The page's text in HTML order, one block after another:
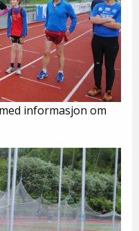
informasjon om